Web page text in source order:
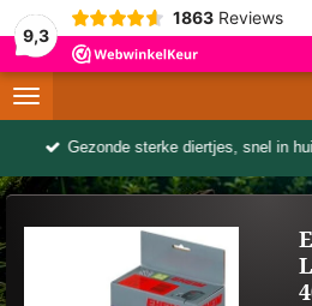
9,3
1863 Reviews
Gezonde sterke diertjes, snel in